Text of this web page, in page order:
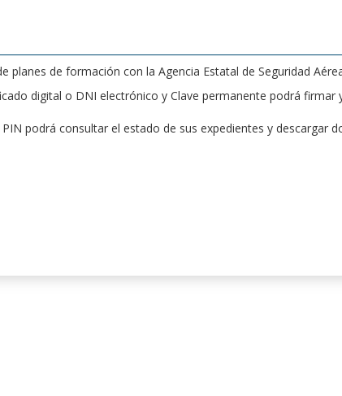
planes de formación con la Agencia Estatal de Seguridad
digital o DNI electrónico y Clave permanente podrá
podrá consultar el estado de sus expedientes y descargar